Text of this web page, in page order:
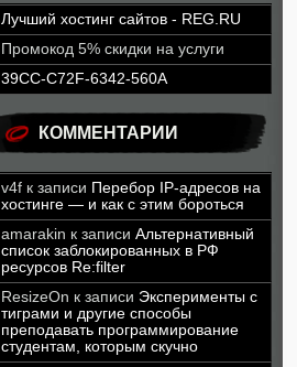
Лучший хостинг сайтов - REG.RU
Промокод 5% скидки на услуги
39CC-C72F-6342-560A
КОММЕНТАРИИ
v4f к записи Перебор IP-адресов на
хостинге — и как с этим бороться
amarakin к записи Альтернативный
список заблокированных в РФ
ресурсов Re:filter
ResizeOn к записи Эксперименты с
тиграми и другие способы
преподавать программирование
студентам, которым скучно